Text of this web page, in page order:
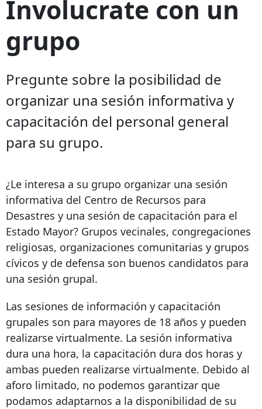
Involucrate con un
grupo
Pregunte sobre la posibilidad de
organizar una sesión informativa y
capacitación del personal general
para su grupo.
¿Le interesa a su grupo organizar una sesión
informativa del Centro de Recursos para
Desastres y una sesión de capacitación para el
Estado Mayor? Grupos vecinales, congregaciones
religiosas, organizaciones comunitarias y grupos
cívicos y de defensa son buenos candidatos para
una sesión grupal.
Las sesiones de información y capacitación
grupales son para mayores de 18 años y pueden
realizarse virtualmente. La sesión informativa
dura una hora, la capacitación dura dos horas y
ambas pueden realizarse virtualmente. Debido al
aforo limitado, no podemos garantizar que
podamos adaptarnos a la disponibilidad de su